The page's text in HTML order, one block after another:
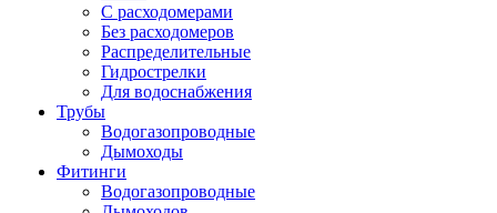
С расходомерами
Без расходомеров
Распределительные
Гидрострелки
Для водоснабжения
Трубы
Водогазопроводные
Дымоходы
Фитинги
Водогазопроводные